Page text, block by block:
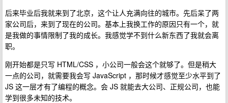
后来毕业后我就来到了北京，这个让人充满向往的城市。先后呆了两
家公司后，来到了现在的公司。基本上我换工作的原因只有一个，就
是我做的事情限制了我的成长。我感觉学不到什么新东西了我就会离
职。
刚开始都是只写 HTML/CSS ，小公司一般会这个就够了。但是稍大
一点的公司，就需要我会写 JavaScript ，那时候才感觉至少水平到了
JS 这一层才有了编程的概念。会 JS 就能去大公司、正规公司，也能
学到很多未知的技术。